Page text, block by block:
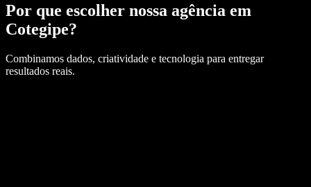
Por que escolher nossa agência em
Cotegipe?
Combinamos dados, criatividade e tecnologia para entregar
resultados reais.